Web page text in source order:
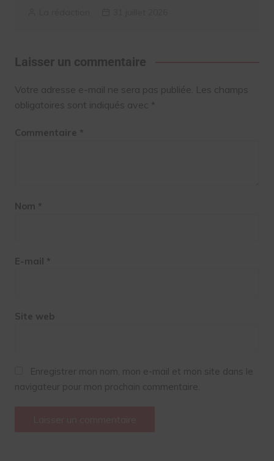
Laisser un commentaire
Votre adresse e-mail ne sera pas publiée. Les champs
obligatoires sont indiqués avec *
Commentaire *
Nom *
E-mail *
Site web
Enregistrer mon nom, mon e-mail et mon site dans le
navigateur pour mon prochain commentaire.